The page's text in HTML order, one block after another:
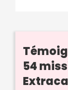
54